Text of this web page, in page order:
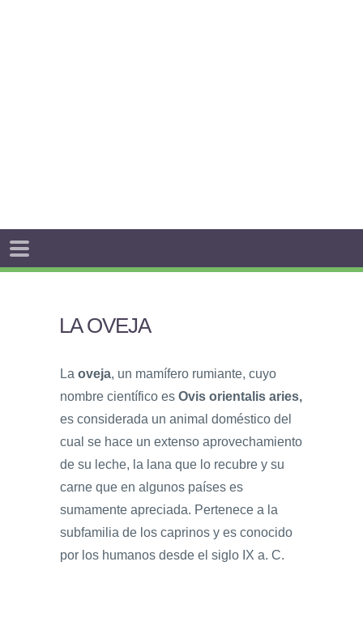
LA OVEJA
La oveja, un mamífero rumiante, cuyo
nombre científico es Ovis orientalis aries,
es considerada un animal doméstico del
cual se hace un extenso aprovechamiento
de su leche, la lana que lo recubre y su
carne que en algunos países es
sumamente apreciada. Pertenece a la
subfamilia de los caprinos y es conocido
por los humanos desde el siglo IX a. C.